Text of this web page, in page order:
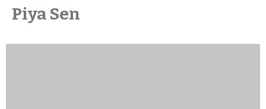
Piya Sen